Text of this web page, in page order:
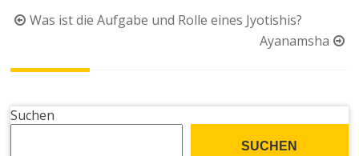
Beitragsnavigation
Was ist die Aufgabe und Rolle eines Jyotishis?
Ayanamsha
Suchen
SUCHEN